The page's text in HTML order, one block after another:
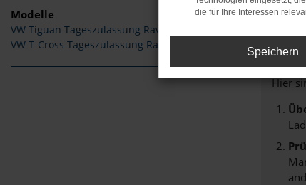
Modelle
VW Tiguan Tageszulassung Ravensburg
VW T-Cross Tageszulassung Ravensburg
Beim
Hier
die für Ihre Interessen
Speichern